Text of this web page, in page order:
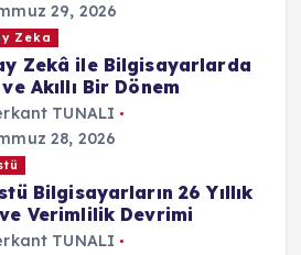
29, 2026
Zeka
Zekâ ile Bilgisayarlarda
Akıllı Bir Dönem
TUNALI
28, 2026
Bilgisayarların 26 Yıllık
Verimlilik Devrimi
TUNALI